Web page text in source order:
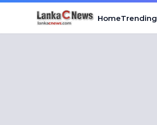
HomeTrending